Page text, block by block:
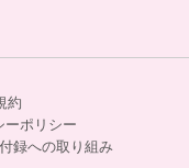
約
ーポリシー
録への取り組み